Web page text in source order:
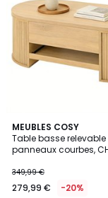
MEUBLES COSY
Table basse relevable
panneaux courbes,
€
au
349,99 €
279,99 € -20%